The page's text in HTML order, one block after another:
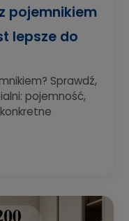
pojemnikiem
lepsze do
Sprawdź,
pojemność,